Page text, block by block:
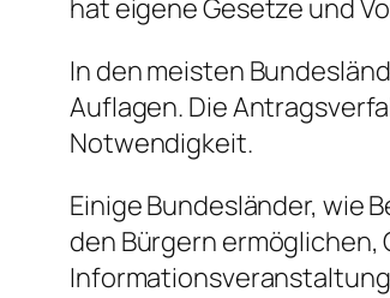
hat eigene Gesetze und
In den meisten
Auflagen. Die
Notwendigkeit.
Einige Bundesländer, wie
den Bürgern